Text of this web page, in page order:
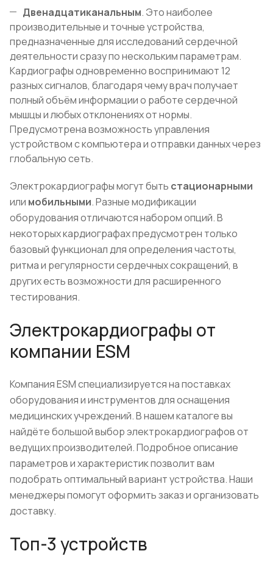
Двенадцатиканальным. Это наиболее
производительные и точные устройства,
предназначенные для исследований сердечной
деятельности сразу по нескольким параметрам.
Кардиографы одновременно воспринимают 12
разных сигналов, благодаря чему врач получает
полный объём информации о работе сердечной
мышцы и любых отклонениях от нормы.
Предусмотрена возможность управления
устройством с компьютера и отправки данных через
глобальную сеть.
Электрокардиографы могут быть стационарными
или мобильными. Разные модификации
оборудования отличаются набором опций. В
некоторых кардиографах предусмотрен только
базовый функционал для определения частоты,
ритма и регулярности сердечных сокращений, в
других есть возможности для расширенного
тестирования.
Электрокардиографы от
компании ESM
Компания ESM специализируется на поставках
оборудования и инструментов для оснащения
медицинских учреждений. В нашем каталоге вы
найдёте большой выбор электрокардиографов от
ведущих производителей. Подробное описание
параметров и характеристик позволит вам
подобрать оптимальный вариант устройства. Наши
менеджеры помогут оформить заказ и организовать
доставку.
Топ-3 устройств